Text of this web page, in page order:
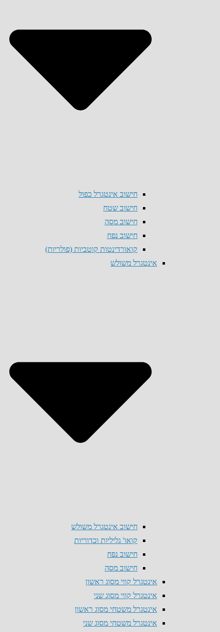
חישוב אינטגרל כפול
חישוב שטח
חישוב מסה
חישוב נפח
קואורדינטות קוטביות (פולריות)
אינטגרל משולש
חישוב אינטגרל משולש
קואו' גליליות וכדוריות
חישוב נפח
חישוב מסה
אינטגרל קווי מסוג ראשון
אינטגרל קווי מסוג שני
אינטגרל משטחי מסוג ראשון
אינטגרל משטחי מסוג שני